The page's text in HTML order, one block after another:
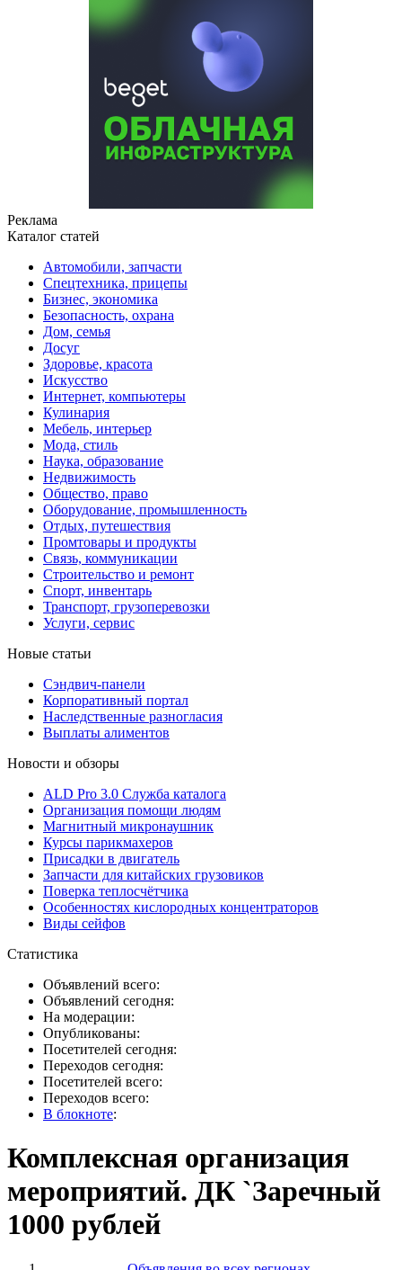
Реклама
Каталог статей
Автомобили, запчасти
Спецтехника, прицепы
Бизнес, экономика
Безопасность, охрана
Дом, семья
Досуг
Здоровье, красота
Искусство
Интернет, компьютеры
Кулинария
Мебель, интерьер
Мода, стиль
Наука, образование
Недвижимость
Общество, право
Оборудование, промышленность
Отдых, путешествия
Промтовары и продукты
Связь, коммуникации
Строительство и ремонт
Cпорт, инвентарь
Транспорт, грузоперевозки
Услуги, сервис
Новые статьи
Сэндвич-панели
Корпоративный портал
Наследственные разногласия
Выплаты алиментов
Новости и обзоры
ALD Pro 3.0 Служба каталога
Организация помощи людям
Магнитный микронаушник
Курсы парикмахеров
Присадки в двигатель
Запчасти для китайских грузовиков
Поверка теплосчётчика
Особенностях кислородных концентраторов
Виды сейфов
Статистика
Объявлений всего:
Объявлений сегодня:
На модерации:
Опубликованы:
Посетителей сегодня:
Переходов сегодня:
Посетителей всего:
Переходов всего:
В блокноте:
Комплексная организация
мероприятий. ДК `Заречный
1000 рублей